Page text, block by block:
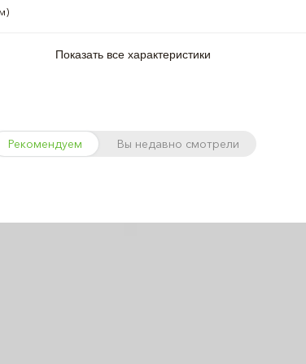
Показать все характеристики
Рекомендуем Вы недавно смотрели